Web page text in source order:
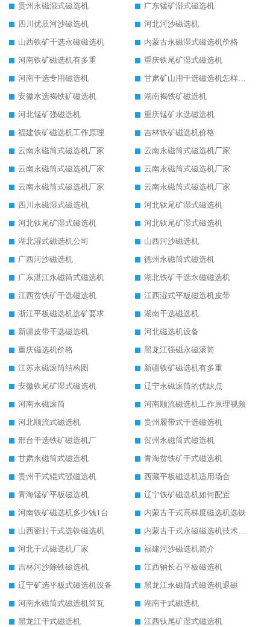
贵州永磁湿式磁选机
广东锰矿湿式磁选机
四川优质河沙磁选机
河北河沙磁选机
山西铁矿干选永磁磁选机
内蒙古永磁湿式磁选机价格
河南铁矿磁选机有多重
重庆铁尾矿湿式磁选机
河南干选专用磁选机
甘肃矿山用干选磁选机怎样调磁
安徽水选褐铁矿磁选机
湖南褐铁矿磁选机
河北锰矿强磁选机
重庆锰矿水选磁选机
福建铁矿磁选机工作原理
吉林铁矿磁选机价格
云南永磁筒式磁选机厂家
云南永磁筒式磁选机厂家
云南永磁筒式磁选机厂家
云南永磁筒式磁选机厂家
云南永磁筒式磁选机厂家
云南永磁筒式磁选机厂家
四川永磁湿式磁选机
河北钛尾矿湿式磁选机
河北钛尾矿湿式磁选机
河北钛尾矿湿式磁选机
湖北湿式磁选机公司
山西河沙磁选机
广西河沙磁选机
德州永磁筒式磁选机
广东湛江永磁筒式磁选机
湖北铁矿干选永磁磁选机
江西贫铁矿干选磁选机
江西湿式平板磁选机皮带
浙江平板磁选机选矿要求
湖南干选磁选机
新疆皮带干选磁选机
河北磁选机设备
重庆磁选机价格
黑龙江强磁永磁滚筒
江苏永磁滚筒结构图
新疆铁矿磁选机有多重
安徽铁尾矿湿式磁选机
辽宁永磁滚筒的优缺点
河南永磁滚筒
河南顺流磁选机工作原理视频
河北顺流式磁选机
贵州履带式干选磁选机
邢台干选铁矿磁选机厂
贺州永磁筒式磁选机
甘肃永磁筒式磁选机
青海贫铁矿干式磁选机
贵州干式辊式强磁选机
西藏平板磁选机适用场合
青海锰矿平板磁选机
辽宁铁矿磁选机如何配置
河南铁矿磁选机多少钱1台
内蒙古干式高梯度磁选机选铁
山西密封干式选铁磁选机
内蒙古干式永磁磁选机技术要求
河北干式磁选机厂家
福建河沙磁选机简介
吉林河沙除铁磁选机
江西钠长石平板磁选机
辽宁矿选平板式磁选机设备
黑龙江永磁筒式磁选机退磁
河南永磁筒式磁选机筒瓦
湖南干式磁选机
黑龙江干式磁选机
江西钛尾矿湿式磁选机